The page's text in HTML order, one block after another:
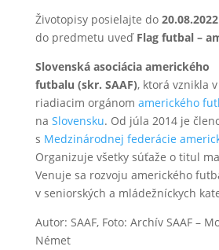
Životopisy posielajte do
do predmetu uveď Flag futbal –
Slovenská asociácia amerického
futbalu (skr. SAAF), ktorá vznikla
riadiacim orgánom amerického
na Slovensku. Od júla 2014 je
s Medzinárodnej federácie
Organizuje všetky súťaže o titul
Venuje sa rozvoju amerického
v seniorských a mládežníckych
Autor: SAAF, Foto: Archív SAAF –
Német